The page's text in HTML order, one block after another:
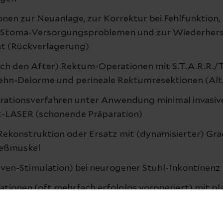
zur Neuanlage, zur Korrektur bei Fehlfunktion,
Versorgungsproblemen und zur
(Rückverlagerung)
den After) Rektum-Operationen mit S.T.A.R.R./
Delorme und perineale Rektumresektionen
unter Anwendung minimal
(schonende Präparation)
oder Ersatz mit (dynamisierter)
Stimulation) bei neurogener Stuhl-Inkontinenz
(oft mehrfach erfolglos voroperiert) mit